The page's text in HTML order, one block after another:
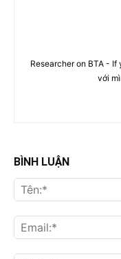
Researcher on BTA -
với
BÌNH LUẬN